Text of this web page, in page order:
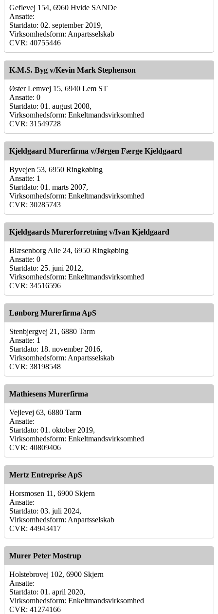
Geflevej 154, 6960 Hvide SANDe
Ansatte:
Startdato: 02. september 2019,
Virksomhedsform: Anpartsselskab
CVR: 40755446
K.M.S. Byg v/Kevin Mark Stephenson
Øster Lemvej 15, 6940 Lem ST
Ansatte: 0
Startdato: 01. august 2008,
Virksomhedsform: Enkeltmandsvirksomhed
CVR: 31549728
Kjeldgaard Murerfirma v/Jørgen Færge Kjeldgaard
Byvejen 53, 6950 Ringkøbing
Ansatte: 1
Startdato: 01. marts 2007,
Virksomhedsform: Enkeltmandsvirksomhed
CVR: 30285743
Kjeldgaards Murerforretning v/Ivan Kjeldgaard
Blæsenborg Alle 24, 6950 Ringkøbing
Ansatte: 0
Startdato: 25. juni 2012,
Virksomhedsform: Enkeltmandsvirksomhed
CVR: 34516596
Lønborg Murerfirma ApS
Stenbjergvej 21, 6880 Tarm
Ansatte: 1
Startdato: 18. november 2016,
Virksomhedsform: Anpartsselskab
CVR: 38198548
Mathiesens Murerfirma
Vejlevej 63, 6880 Tarm
Ansatte:
Startdato: 01. oktober 2019,
Virksomhedsform: Enkeltmandsvirksomhed
CVR: 40809406
Mertz Entreprise ApS
Horsmosen 11, 6900 Skjern
Ansatte:
Startdato: 03. juli 2024,
Virksomhedsform: Anpartsselskab
CVR: 44943417
Murer Peter Mostrup
Holstebrovej 102, 6900 Skjern
Ansatte:
Startdato: 01. april 2020,
Virksomhedsform: Enkeltmandsvirksomhed
CVR: 41274166